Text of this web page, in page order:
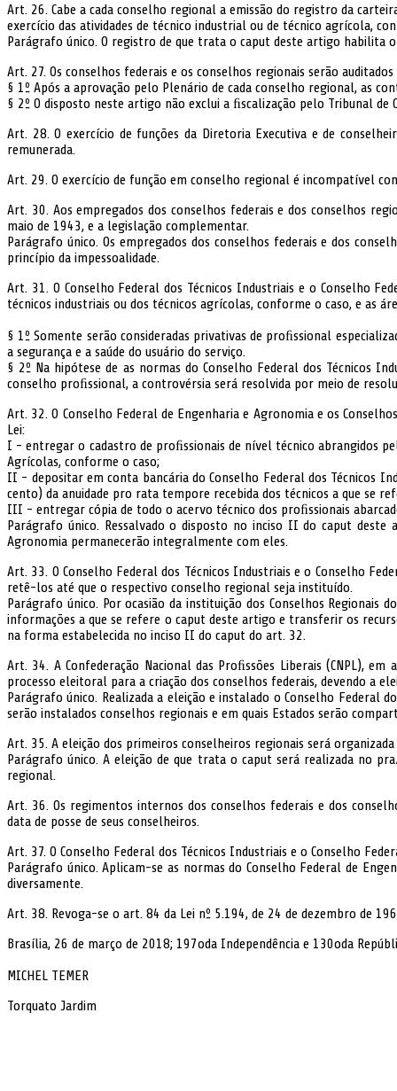
Art. 26. Cabe a cada conselho regional a emissão do registro da
exercício das atividades de técnico industrial ou de técnico agrícola,
Parágrafo único. O registro de que trata o caput deste artigo
Art. 27. Os conselhos federais e os conselhos regionais serão
§ 1º Após a aprovação pelo Plenário de cada conselho regional, as
§ 2º O disposto neste artigo não exclui a ﬁscalização pelo Tribunal de
Art. 28. O exercício de funções da Diretoria Executiva e de
remunerada.
Art. 29. O exercício de função em conselho regional é incompatível
Art. 30. Aos empregados dos conselhos federais e dos conselhos
maio de 1943, e a legislação complementar.
Parágrafo único. Os empregados dos conselhos federais e dos
princípio da impessoalidade.
Art. 31. O Conselho Federal dos Técnicos Industriais e o Conselho
técnicos industriais ou dos técnicos agrícolas, conforme o caso, e as
§ 1º Somente serão consideradas privativas de proﬁssional
a segurança e a saúde do usuário do serviço.
§ 2º Na hipótese de as normas do Conselho Federal dos Técnicos
conselho proﬁssional, a controvérsia será resolvida por meio de
Art. 32. O Conselho Federal de Engenharia e Agronomia e os
Lei:
I - entregar o cadastro de proﬁssionais de nível técnico abrangidos
Agrícolas, conforme o caso;
II - depositar em conta bancária do Conselho Federal dos Técnicos
cento) da anuidade pro rata tempore recebida dos técnicos a que se
III - entregar cópia de todo o acervo técnico dos proﬁssionais
Parágrafo único. Ressalvado o disposto no inciso II do caput deste
Agronomia permanecerão integralmente com eles.
Art. 33. O Conselho Federal dos Técnicos Industriais e o Conselho
retê-los até que o respectivo conselho regional seja instituído.
Parágrafo único. Por ocasião da instituição dos Conselhos Regionais
informações a que se refere o caput deste artigo e transferir os
na forma estabelecida no inciso II do caput do art. 32.
Art. 34. A Confederação Nacional das Proﬁssões Liberais (CNPL),
processo eleitoral para a criação dos conselhos federais, devendo a
Parágrafo único. Realizada a eleição e instalado o Conselho Federal
serão instalados conselhos regionais e em quais Estados serão
Art. 35. A eleição dos primeiros conselheiros regionais será
Parágrafo único. A eleição de que trata o caput será realizada no
regional.
Art. 36. Os regimentos internos dos conselhos federais e dos
data de posse de seus conselheiros.
Art. 37. O Conselho Federal dos Técnicos Industriais e o Conselho
Parágrafo único. Aplicam-se as normas do Conselho Federal de
diversamente.
Art. 38. Revoga-se o art. 84 da Lei nº 5.194, de 24 de dezembro de
Brasília, 26 de março de 2018; 197oda Independência e 130oda
MICHEL TEMER
Torquato Jardim